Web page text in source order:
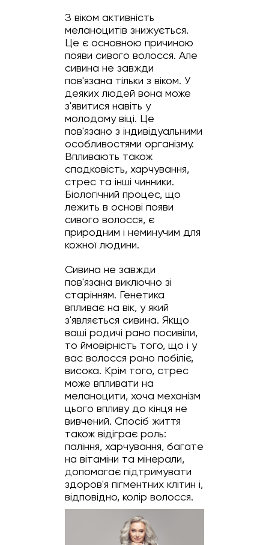
З віком активність
меланоцитів знижується.
Це є основною причиною
появи сивого волосся. Але
сивина не завжди
пов'язана тільки з віком. У
деяких людей вона може
з'явитися навіть у
молодому віці. Це
пов'язано з індивідуальними
особливостями організму.
Впливають також
спадковість, харчування,
стрес та інші чинники.
Біологічний процес, що
лежить в основі появи
сивого волосся, є
природним і неминучим для
кожної людини.
Сивина не завжди
пов'язана виключно зі
старінням. Генетика
впливає на вік, у який
з'являється сивина. Якщо
ваші родичі рано посивіли,
то ймовірність того, що і у
вас волосся рано побіліє,
висока. Крім того, стрес
може впливати на
меланоцити, хоча механізм
цього впливу до кінця не
вивчений. Спосіб життя
також відіграє роль:
паління, харчування, багате
на вітаміни та мінерали,
допомагає підтримувати
здоров'я пігментних клітин і,
відповідно, колір волосся.